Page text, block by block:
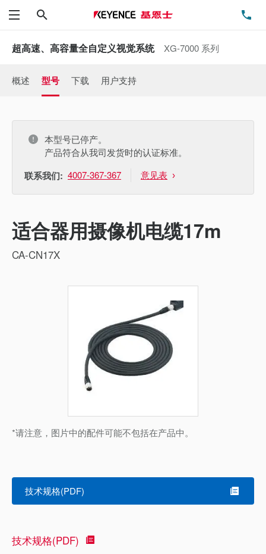
菜单
超高速、高容量全自定义视觉系统 XG-7000 系列
概述 型号 下载 用户支持
本型号已停产。
产品符合从我司发货时的认证标准。
联系我们: 4007-367-367 意见表
适合器用摄像机电缆17m
CA-CN17X
*请注意，图片中的配件可能不包括在产品中。
技术规格(PDF)
技术规格(PDF)